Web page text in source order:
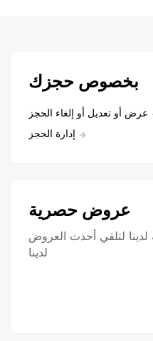
بخصوص حجزك
عرض أو تعديل أو إلغاء الحجز
إدارة الحجز
عروض حصرية
لدينا لتلقي أحدث العروض
لدينا